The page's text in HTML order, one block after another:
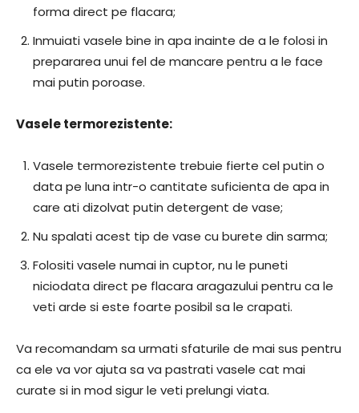
forma direct pe flacara;
Inmuiati vasele bine in apa inainte de a le folosi in
prepararea unui fel de mancare pentru a le face
mai putin poroase.
Vasele termorezistente:
Vasele termorezistente trebuie fierte cel putin o
data pe luna intr-o cantitate suficienta de apa in
care ati dizolvat putin detergent de vase;
Nu spalati acest tip de vase cu burete din sarma;
Folositi vasele numai in cuptor, nu le puneti
niciodata direct pe flacara aragazului pentru ca le
veti arde si este foarte posibil sa le crapati.
Va recomandam sa urmati sfaturile de mai sus pentru
ca ele va vor ajuta sa va pastrati vasele cat mai
curate si in mod sigur le veti prelungi viata.